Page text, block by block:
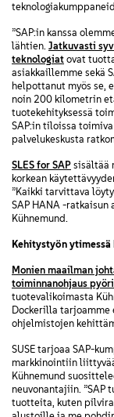
”SAP:in kanssa
lähtien. Jatkuvasti
teknologiat ovat
asiakkaillemme sekä
helpottanut myös se,
noin 200 kilometrin
tuotekehityksessä
SAP:in tiloissa
palvelukeskusta
SLES for SAP sisältää
korkean
”Kaikki tarvittava
SAP HANA -
Kühnemund.
Kehitystyön
Monien maailman
toiminnanohjaus
tuotevalikoimasta
Dockerilla tarjoamme
ohjelmistojen
SUSE tarjoaa SAP-
markkinointiin
Kühnemund
neuvonantajiin. ”SAP
tuotteita, kuten